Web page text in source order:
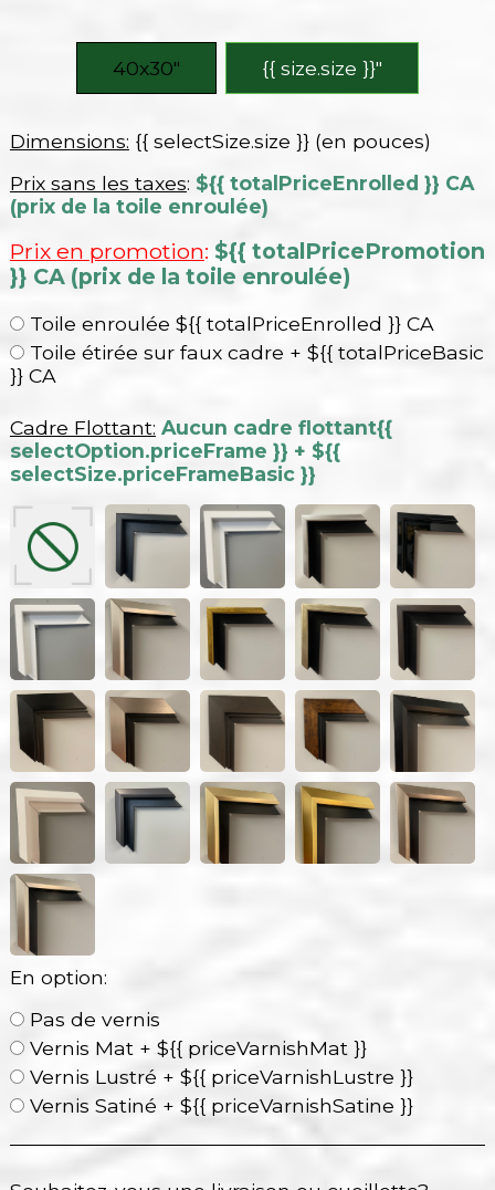
40x30″ {{ size.size }}″
Dimensions: {{ selectSize.size }} (en pouces)
Prix sans les taxes: ${{ totalPriceEnrolled }} CA
(prix de la toile enroulée)
Prix en promotion: ${{ totalPricePromotion
}} CA (prix de la toile enroulée)
Toile enroulée ${{ totalPriceEnrolled }} CA
Toile étirée sur faux cadre + ${{ totalPriceBasic
}} CA
Cadre Flottant: Aucun cadre flottant{{
selectOption.priceFrame }} + ${{
selectSize.priceFrameBasic }}
En option:
Pas de vernis
Vernis Mat + ${{ priceVarnishMat }}
Vernis Lustré + ${{ priceVarnishLustre }}
Vernis Satiné + ${{ priceVarnishSatine }}